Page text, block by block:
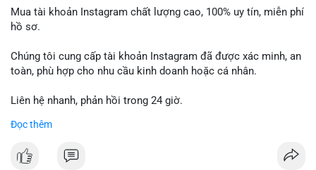
Mua tài khoản Instagram chất lượng cao, 100% uy tín, miễn phí
hồ sơ.
Chúng tôi cung cấp tài khoản Instagram đã được xác minh, an
toàn, phù hợp cho nhu cầu kinh doanh hoặc cá nhân.
Liên hệ nhanh, phản hồi trong 24 giờ.
📞 WhatsApp: +1 660 215-8938
Đọc thêm